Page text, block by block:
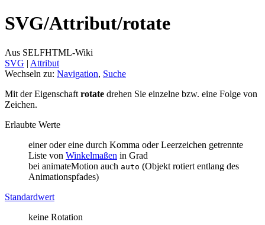
SVG/Attribut/rotate
Aus SELFHTML-Wiki
SVG ‎ | Attribut
Wechseln zu: Navigation, Suche
Mit der Eigenschaft rotate drehen Sie einzelne bzw. eine Folge von
Zeichen.
Erlaubte Werte
einer oder eine durch Komma oder Leerzeichen getrennte
Liste von Winkelmaßen in Grad
bei animateMotion auch auto (Objekt rotiert entlang des
Animationspfades)
Standardwert
keine Rotation